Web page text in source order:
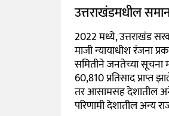
उत्तराखंडमधील समान
2022 मध्ये, उत्तराखंड
माजी न्यायाधीश रंजना
समितीने जनतेच्या सूचना
60,810 प्रतिसाद प्राप्त
तर आसामसह देशातील
परिणामी देशातील अन्य